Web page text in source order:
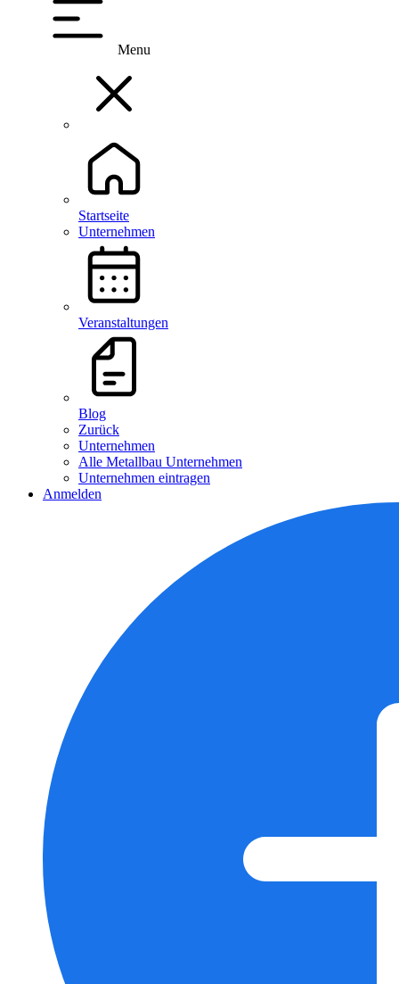
Menu
Startseite
Unternehmen
Veranstaltungen
Blog
Zurück
Unternehmen
Alle Metallbau Unternehmen
Unternehmen eintragen
Anmelden